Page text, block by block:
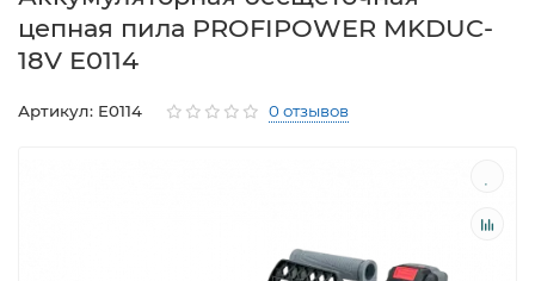
цепная пила PROFIPOWER MKDUC-
18V E0114
Артикул: E0114 0 отзывов